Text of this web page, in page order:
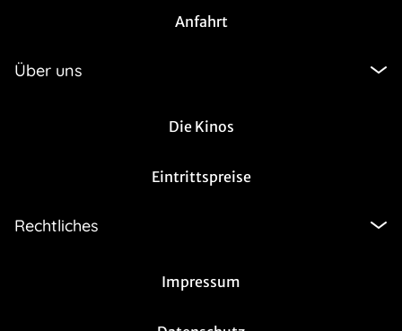
Anfahrt
Über uns
Die Kinos
Eintrittspreise
Rechtliches
Impressum